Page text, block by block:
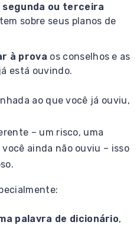
segunda ou terceira
sobre seus planos de
à prova os conselhos e as
está ouvindo.
ao que você já ouviu,
– um risco, uma
ainda não ouviu – isso
palavra de dicionário,